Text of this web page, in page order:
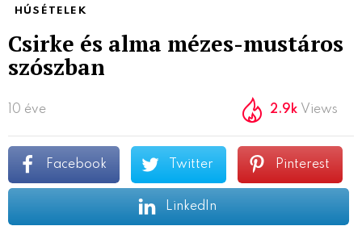
HÚSÉTELEK
Csirke és alma mézes-mustáros
szószban
10 éve 2.9k Views
Facebook Twitter Pinterest
LinkedIn